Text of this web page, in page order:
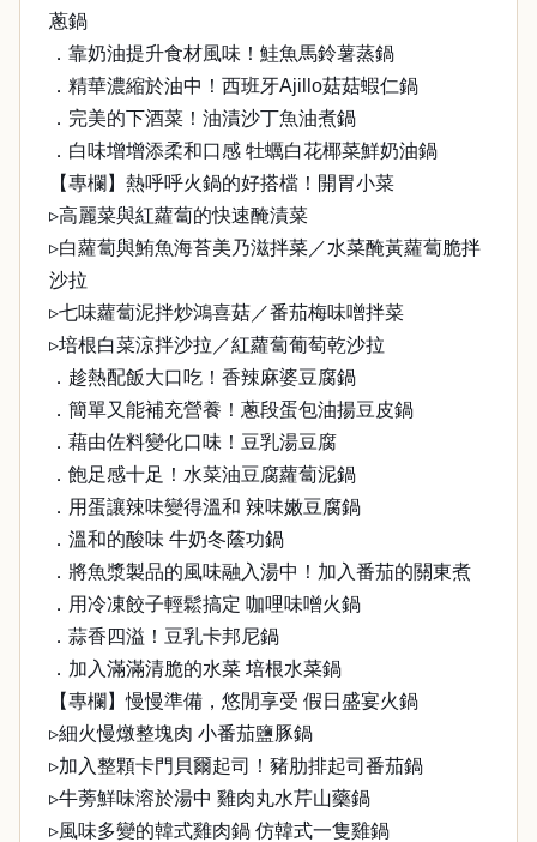
蔥鍋
．靠奶油提升食材風味！鮭魚馬鈴薯蒸鍋
．精華濃縮於油中！西班牙Ajillo菇菇蝦仁鍋
．完美的下酒菜！油漬沙丁魚油煮鍋
．白味增增添柔和口感 牡蠣白花椰菜鮮奶油鍋
【專欄】熱呼呼火鍋的好搭檔！開胃小菜
▹高麗菜與紅蘿蔔的快速醃漬菜
▹白蘿蔔與鮪魚海苔美乃滋拌菜／水菜醃黃蘿蔔脆拌
沙拉
▹七味蘿蔔泥拌炒鴻喜菇／番茄梅味噌拌菜
▹培根白菜涼拌沙拉／紅蘿蔔葡萄乾沙拉
．趁熱配飯大口吃！香辣麻婆豆腐鍋
．簡單又能補充營養！蔥段蛋包油揚豆皮鍋
．藉由佐料變化口味！豆乳湯豆腐
．飽足感十足！水菜油豆腐蘿蔔泥鍋
．用蛋讓辣味變得溫和 辣味嫩豆腐鍋
．溫和的酸味 牛奶冬蔭功鍋
．將魚漿製品的風味融入湯中！加入番茄的關東煮
．用冷凍餃子輕鬆搞定 咖哩味噌火鍋
．蒜香四溢！豆乳卡邦尼鍋
．加入滿滿清脆的水菜 培根水菜鍋
【專欄】慢慢準備，悠閒享受 假日盛宴火鍋
▹細火慢燉整塊肉 小番茄鹽豚鍋
▹加入整顆卡門貝爾起司！豬肋排起司番茄鍋
▹牛蒡鮮味溶於湯中 雞肉丸水芹山藥鍋
▹風味多變的韓式雞肉鍋 仿韓式一隻雞鍋